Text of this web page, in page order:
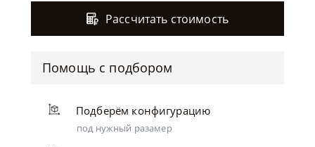
Рассчитать стоимость
Помощь с подбором
Подберём конфигурацию
под нужный разамер